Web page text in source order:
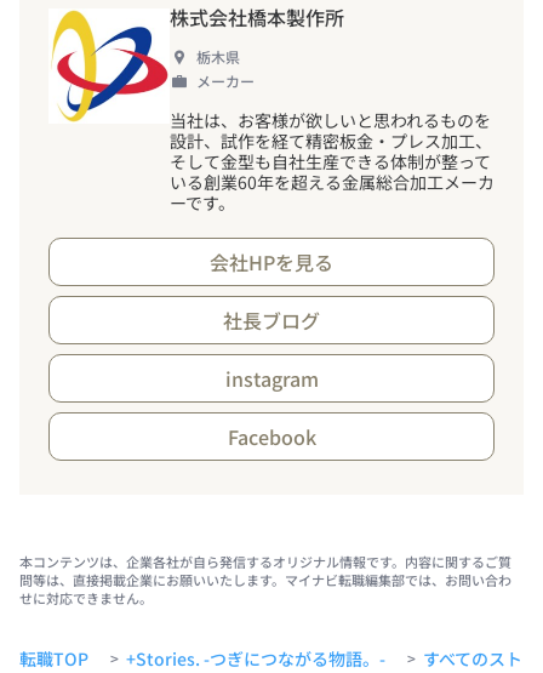
株式会社橋本製作所
栃木県
メーカー
当社は、お客様が欲しいと思われるものを
設計、試作を経て精密板金・プレス加工、
そして金型も自社生産できる体制が整って
いる創業60年を超える金属総合加工メーカ
ーです。
会社HPを見る
社長ブログ
instagram
Facebook
本コンテンツは、企業各社が自ら発信するオリジナル情報です。内容に関するご質
問等は、直接掲載企業にお願いいたします。マイナビ転職編集部では、お問い合わ
せに対応できません。
転職TOP > +Stories. -つぎにつながる物語。- > すべてのスト